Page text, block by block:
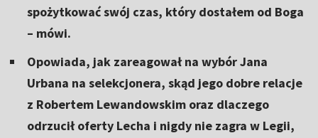
spożytkować swój czas, który dostałem od Boga
– mówi.
Opowiada, jak zareagował na wybór Jana
Urbana na selekcjonera, skąd jego dobre relacje
z Robertem Lewandowskim oraz dlaczego
odrzucił oferty Lecha i nigdy nie zagra w Legii,